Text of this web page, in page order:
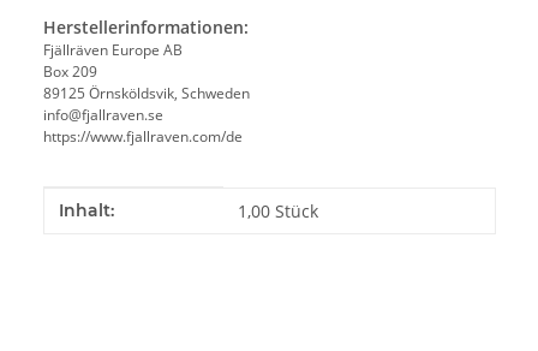
Herstellerinformationen:
Fjällräven Europe AB
Box 209
89125 Örnsköldsvik, Schweden
info@fjallraven.se
https://www.fjallraven.com/de
Produkteigenschaft
Wert
Inhalt: 1,00 Stück